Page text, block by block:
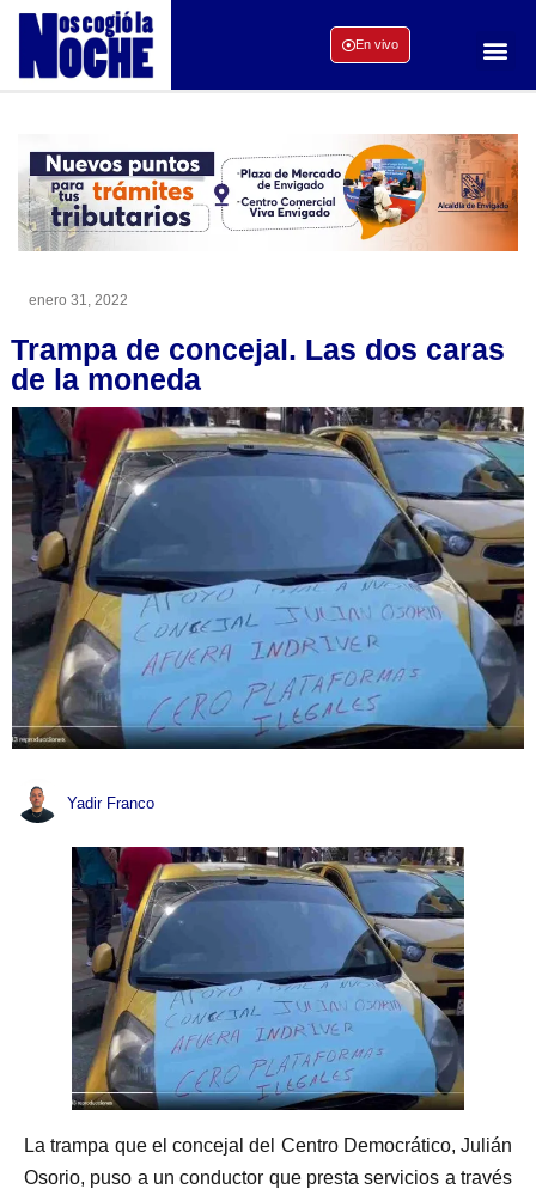
En vivo
enero 31, 2022
Trampa de concejal. Las dos caras
de la moneda
Yadir Franco
La trampa que el concejal del Centro Democrático, Julián
Osorio, puso a un conductor que presta servicios a través